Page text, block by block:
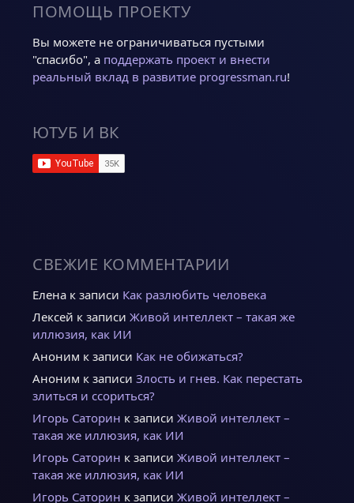
ПОМОЩЬ ПРОЕКТУ
Вы можете не ограничиваться пустыми
"спасибо", а поддержать проект и внести
реальный вклад в развитие progressman.ru!
ЮТУБ И ВК
СВЕЖИЕ КОММЕНТАРИИ
Елена к записи Как разлюбить человека
Лексей к записи Живой интеллект – такая же
иллюзия, как ИИ
Аноним к записи Как не обижаться?
Аноним к записи Злость и гнев. Как перестать
злиться и ссориться?
Игорь Саторин к записи Живой интеллект –
такая же иллюзия, как ИИ
Игорь Саторин к записи Живой интеллект –
такая же иллюзия, как ИИ
Игорь Саторин к записи Живой интеллект –